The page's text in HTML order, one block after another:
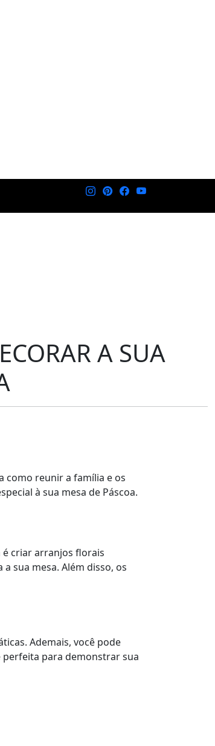
A SUA
como reunir a família e os
à sua mesa de Páscoa.
é criar arranjos florais
sua mesa. Além disso, os
Ademais, você pode
para demonstrar sua